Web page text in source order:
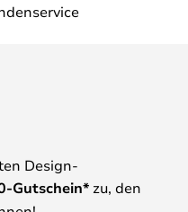
Design-
Gutschein* zu, den